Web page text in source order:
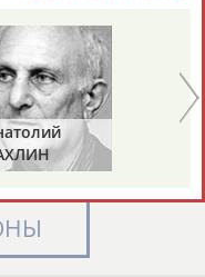
АБДУЛБЕКОВ
Назир
АБДУЛЛАЕВ